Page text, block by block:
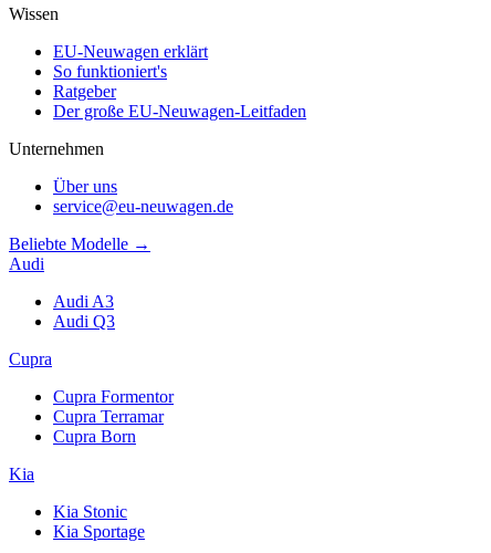
Wissen
EU-Neuwagen erklärt
So funktioniert's
Ratgeber
Der große EU-Neuwagen-Leitfaden
Unternehmen
Über uns
service@eu-neuwagen.de
Beliebte Modelle →
Audi
Audi A3
Audi Q3
Cupra
Cupra Formentor
Cupra Terramar
Cupra Born
Kia
Kia Stonic
Kia Sportage